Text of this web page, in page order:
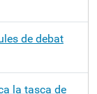
de debat
la tasca de